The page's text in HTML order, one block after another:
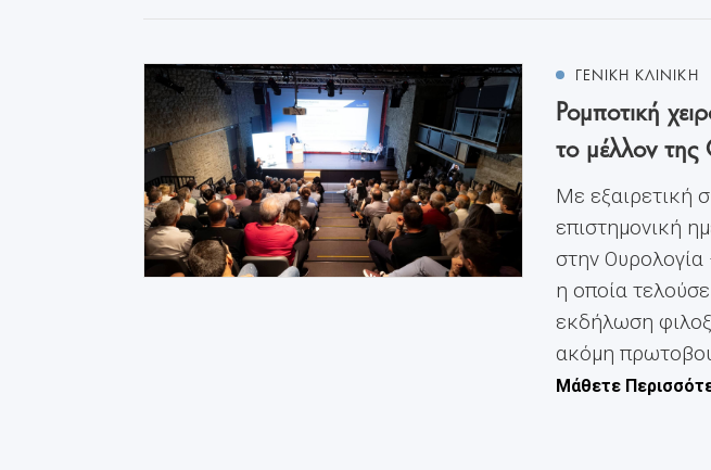
ΓΕΝΙΚΗ ΚΛΙΝΙΚΗ
Ρομποτική
το μέλλον
Με εξαιρετική
επιστημονική
στην Ουρολογία
η οποία
εκδήλωση
ακόμη
Μάθετε